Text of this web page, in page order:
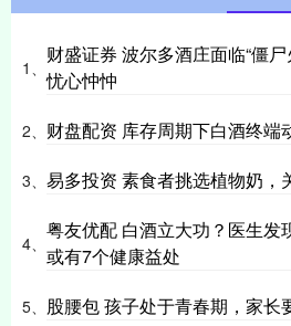
1、
财盛证券 波尔多酒庄面临“僵
忧心忡忡
2、 财盘配资 库存周期下白酒终端
3、 易多投资 素食者挑选植物奶，
4、
粤友优配 白酒立大功？医生发
或有7个健康益处
5、 股腰包 孩子处于青春期，家长